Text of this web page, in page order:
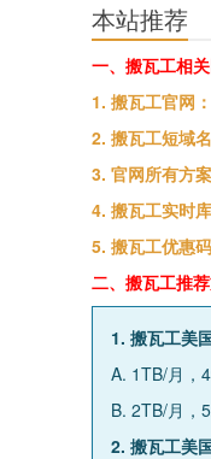
本站推荐
一、搬瓦工相
1. 搬瓦工官网：
2. 搬瓦工短域名
3. 官网所有方案
4. 搬瓦工实时
5. 搬瓦工优惠码
二、搬瓦工推
1. 搬瓦工美
A. 1TB/月，
B. 2TB/月，
2. 搬瓦工美